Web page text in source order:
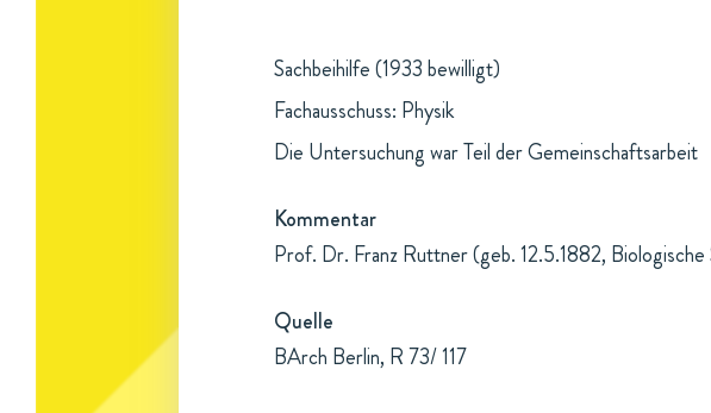
Sachbeihilfe (1933 bewilligt)
Fachausschuss: Physik
Die Untersuchung war Teil der Gemeinschaftsarbeit
Kommentar
Prof. Dr. Franz Ruttner (geb. 12.5.1882,
Quelle
BArch Berlin, R 73/ 117